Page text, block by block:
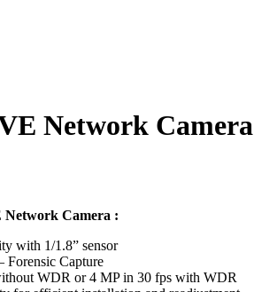
Network Camera
Network Camera :
with 1/1.8” sensor
Capture
WDR or 4 MP in 30 fps with WDR